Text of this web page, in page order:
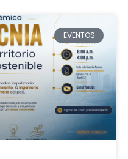
EVENTOS